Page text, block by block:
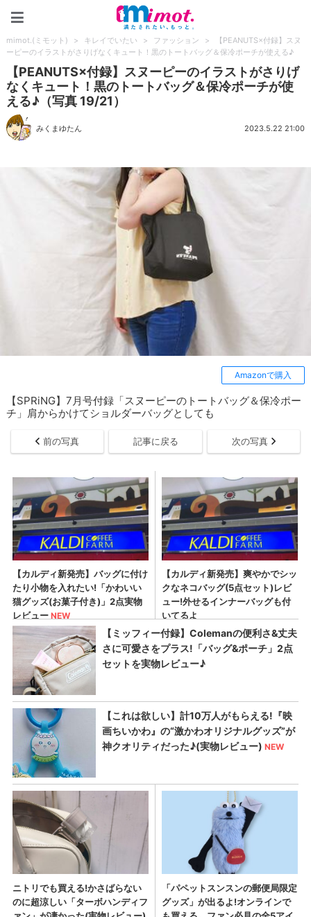
mimot.(ミモット) > キレイでいたい > ファッション >
【PEANUTS×付録】スヌ
ーピーのイラストがさりげなくキュート！黒のトートバッグ＆保冷ポーチが使える♪
【PEANUTS×付録】スヌーピーのイラストがさりげ
なくキュート！黒のトートバッグ＆保冷ポーチが使
える♪（写真 19/21）
みくまゆたん 2023.5.22 21:00
Amazonで購入
【SPRiNG】7月号付録「スヌーピーのトートバッグ＆保冷ポー
チ」肩からかけてショルダーバッグとしても
前の写真 記事に戻る 次の写真